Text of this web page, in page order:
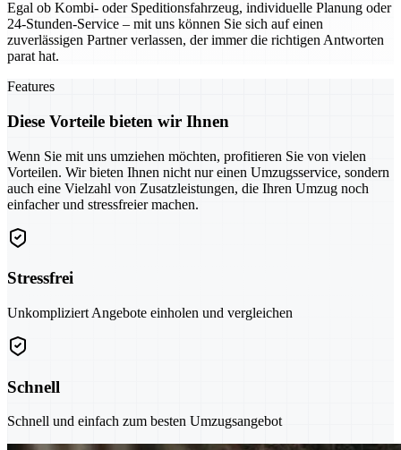
Egal ob Kombi- oder Speditionsfahrzeug, individuelle Planung oder
24-Stunden-Service – mit uns können Sie sich auf einen
zuverlässigen Partner verlassen, der immer die richtigen Antworten
parat hat.
Features
Diese Vorteile bieten wir Ihnen
Wenn Sie mit uns umziehen möchten, profitieren Sie von vielen
Vorteilen. Wir bieten Ihnen nicht nur einen Umzugsservice, sondern
auch eine Vielzahl von Zusatzleistungen, die Ihren Umzug noch
einfacher und stressfreier machen.
Stressfrei
Unkompliziert Angebote einholen und vergleichen
Schnell
Schnell und einfach zum besten Umzugsangebot